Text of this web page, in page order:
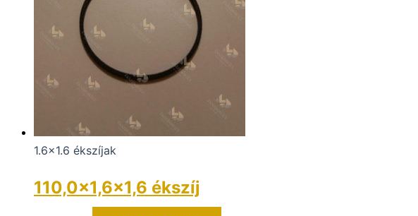
1.6x1.6 ékszíjak
110,0×1,6×1,6 ékszíj